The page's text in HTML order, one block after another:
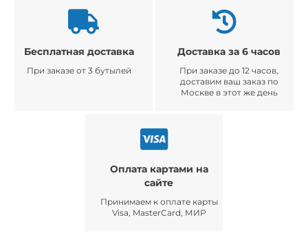
Бесплатная доставка
При заказе от 3 бутылей
Доставка за 6 часов
При заказе до 12 часов,
доставим ваш заказ по
Москве в этот же день
Оплата картами на
сайте
Принимаем к оплате карты
Visa, MasterCard, МИР